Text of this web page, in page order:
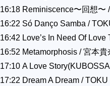
16:18 Reminiscence〜回想〜
16:22 Só Danço Samba /
16:42 Love’s In Need Of Love
16:52 Metamorphosis / 宮本貴
17:10 A Love
17:22 Dream A Dream / TOKU